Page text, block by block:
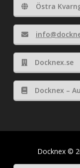
Östra
Docknex.se
Docknex –
Docknex ©